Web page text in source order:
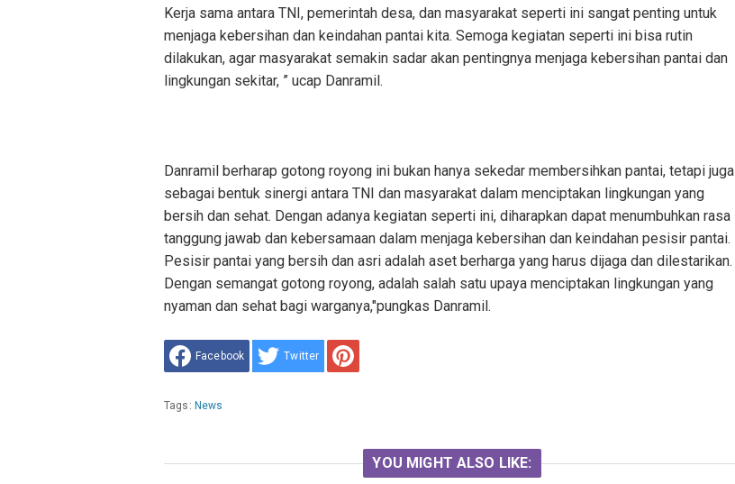
Kerja sama antara TNI, pemerintah desa, dan masyarakat seperti ini sangat penting untuk
menjaga kebersihan dan keindahan pantai kita. Semoga kegiatan seperti ini bisa rutin
dilakukan, agar masyarakat semakin sadar akan pentingnya menjaga kebersihan pantai dan
lingkungan sekitar, ” ucap Danramil.
Danramil berharap gotong royong ini bukan hanya sekedar membersihkan pantai, tetapi juga
sebagai bentuk sinergi antara TNI dan masyarakat dalam menciptakan lingkungan yang
bersih dan sehat. Dengan adanya kegiatan seperti ini, diharapkan dapat menumbuhkan rasa
tanggung jawab dan kebersamaan dalam menjaga kebersihan dan keindahan pesisir pantai.
Pesisir pantai yang bersih dan asri adalah aset berharga yang harus dijaga dan dilestarikan.
Dengan semangat gotong royong, adalah salah satu upaya menciptakan lingkungan yang
nyaman dan sehat bagi warganya,"pungkas Danramil.
Facebook Twitter
Tags: News
YOU MIGHT ALSO LIKE: